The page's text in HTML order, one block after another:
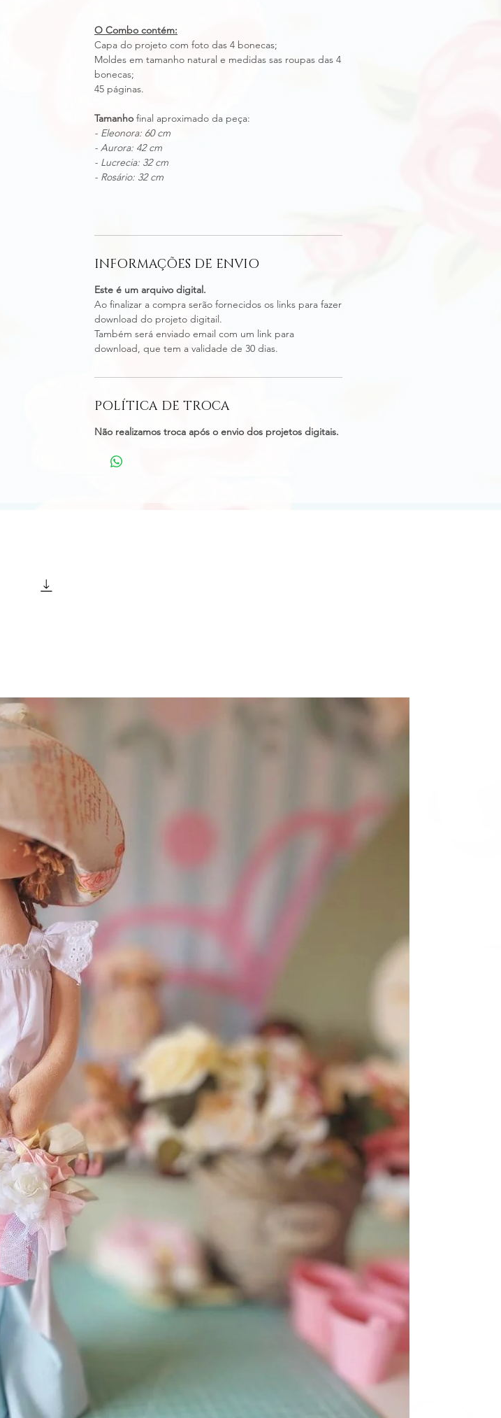
O Combo contém:
Capa do projeto com foto das 4 bonecas;
Moldes em tamanho natural e medidas sas roupas das 4
bonecas;
45 páginas.
Tamanho final aproximado da peça:
- Eleonora: 60 cm
- Aurora: 42 cm
- Lucrecia: 32 cm
- Rosário: 32 cm
INFORMAÇÕES DE ENVIO
Este é um arquivo digital.
Ao finalizar a compra serão fornecidos os links para fazer
download do projeto digitail.
Também será enviado email com um link para
download, que tem a validade de 30 dias.
POLÍTICA DE TROCA
Não realizamos troca após o envio dos projetos digitais.